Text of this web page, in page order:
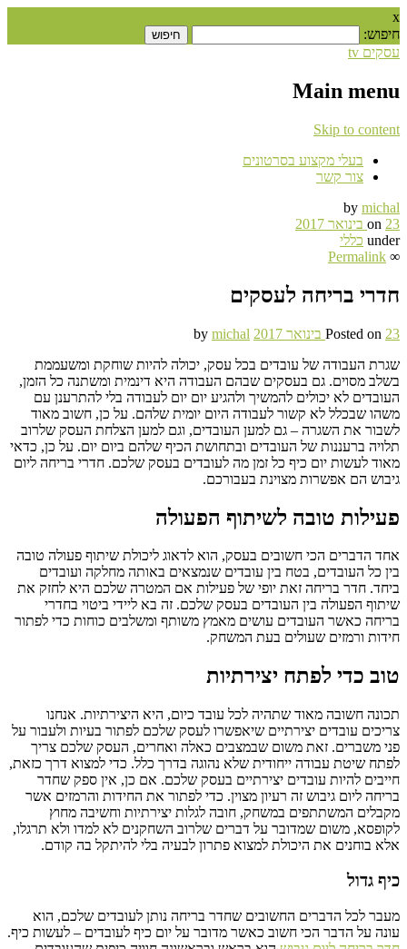
x
חיפוש:
עסקים tv
Main menu
Skip to content
בעלי מקצוע בסרטונים
צור קשר
by michal
on 23 בינואר 2017
under כללי
∞
Permalink
חדרי בריחה לעסקים
Posted on 23 בינואר 2017 by michal
שגרת העבודה של עובדים בכל עסק, יכולה להיות שוחקת ומשעממת
בשלב מסוים. גם בעסקים שבהם העבודה היא דינמית ומשתנה כל הזמן,
העובדים לא יכולים להמשיך ולהגיע יום יום לעבודה בלי להתרענן עם
משהו שבכלל לא קשור לעבודה היום יומית שלהם. על כן, חשוב מאוד
לשבור את השגרה – גם למען העובדים, וגם למען הצלחת העסק שלרוב
תלויה ברעננות של העובדים ובתחושת הכיף שלהם ביום יום. על כן, כדאי
מאוד לעשות יום כיף כל זמן מה לעובדים בעסק שלכם. חדרי בריחה ליום
גיבוש הם אפשרות מצוינת בעבורכם.
פעילות טובה לשיתוף הפעולה
אחד הדברים הכי חשובים בעסק, הוא לדאוג ליכולת שיתוף פעולה טובה
בין כל העובדים, בטח בין עובדים שנמצאים באותה מחלקה ועובדים
ביחד. חדר בריחה זאת יופי של פעילות אם המטרה שלכם היא לחזק את
שיתוף הפעולה בין העובדים בעסק שלכם. זה בא ליידי ביטוי בחדרי
בריחה כאשר העובדים עושים מאמץ משותף ומשלבים כוחות כדי לפתור
חידות ורמזים שעולים בעת המשחק.
טוב כדי לפתח יצירתיות
תכונה חשובה מאוד שתהיה לכל עובד כיום, היא היצירתיות. אנחנו
צריכים עובדים יצירתיים שיאפשרו לעסק שלכם לפתור בעיות ולעבור על
פני משברים. זאת משום שבמצבים כאלה ואחרים, העסק שלכם צריך
לפתח שיטת עבודה ייחודית שלא נהוגה בדרך כלל. כדי למצוא דרך כזאת,
חייבים להיות עובדים יצירתיים בעסק שלכם. אם כן, אין ספק שחדר
בריחה ליום גיבוש זה רעיון מצוין. כדי לפתור את החידות והרמזים אשר
מקבלים המשתתפים במשחק, חובה לגלות יצירתיות וחשיבה מחוץ
לקופסא, משום שמדובר על דברים שלרוב השחקנים לא למדו ולא תרגלו,
אלא בוחנים את היכולת למצוא פתרון לבעיה בלי להיתקל בה קודם.
כיף גדול
מעבר לכל הדברים החשובים שחדר בריחה נותן לעובדים שלכם, הוא
עונה על הדבר הכי חשוב כאשר מדובר על יום כיף לעובדים – לעשות כיף.